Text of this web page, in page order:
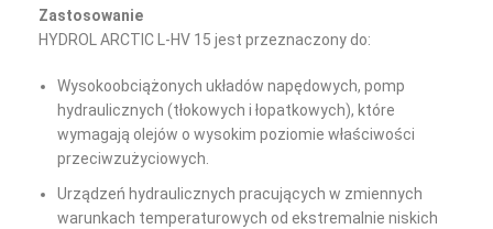
Zastosowanie
HYDROL ARCTIC L-HV 15 jest przeznaczony do:
Wysokoobciążonych układów napędowych, pomp
hydraulicznych (tłokowych i łopatkowych), które
wymagają olejów o wysokim poziomie właściwości
przeciwzużyciowych.
Urządzeń hydraulicznych pracujących w zmiennych
warunkach temperaturowych od ekstremalnie niskich